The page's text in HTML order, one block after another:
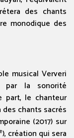
des chants
monodique des
musical Ververi
par la sonorité
part, le chanteur
chants sacrés
(2017) sur
e), création qui sera